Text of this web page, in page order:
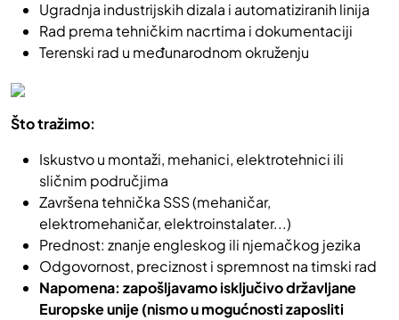
Ugradnja industrijskih dizala i automatiziranih linija
Rad prema tehničkim nacrtima i dokumentaciji
Terenski rad u međunarodnom okruženju
Što tražimo:
Iskustvo u montaži, mehanici, elektrotehnici ili
sličnim područjima
Završena tehnička SSS (mehaničar,
elektromehaničar, elektroinstalater...)
Prednost: znanje engleskog ili njemačkog jezika
Odgovornost, preciznost i spremnost na timski rad
Napomena: zapošljavamo isključivo državljane
Europske unije (nismo u mogućnosti zaposliti